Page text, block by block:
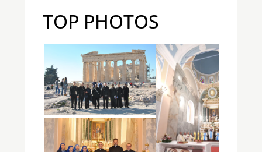
TOP PHOTOS